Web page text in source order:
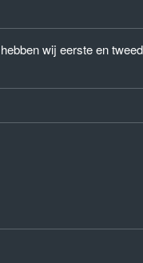
wij eerste en